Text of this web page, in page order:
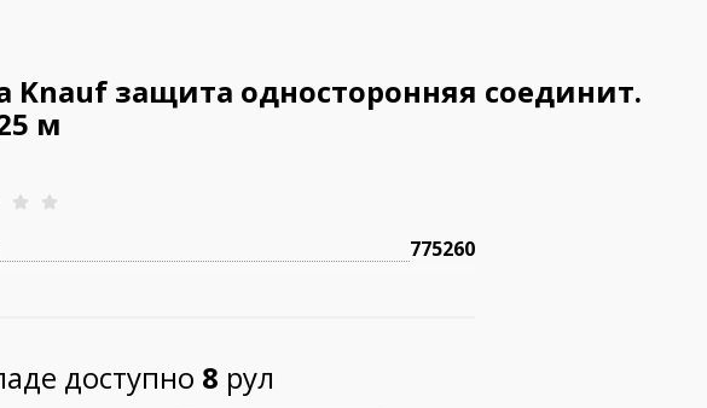
Knauf защита односторонняя соединит.
м
775260
доступно 8 рул